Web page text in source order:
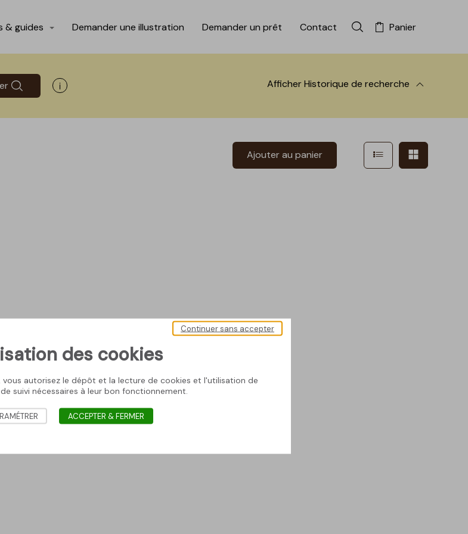
& guides Demander une illustration Demander un prêt Contact Rechercher dans la
Panier
Afficher les informations d'aide à la recherche AfficherHistorique de recherche
Ajouter au panier Afficher en mode
des cookies
vous autorisez le dépôt et la lecture de cookies et l'utilisation de
suivi nécessaires à leur bon fonctionnement.
Continuer sans accepter
ACCEPTER & FERMER